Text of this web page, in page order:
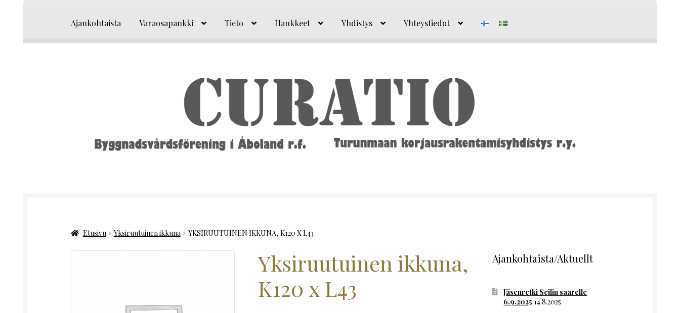
navigointiin
sisältöön
Ajankohtaista Varaosapankki Tieto Hankkeet Yhdistys Yhteystiedot
Etusivu Yksiruutuinen ikkuna YKSIRUUTUINEN IKKUNA, K120 X L43
Yksiruutuinen ikkuna,
K120 x L43
Ajankohtaista/Aktuellt
Jäsenretki Seilin saarelle
6.9.2025 14.8.2025